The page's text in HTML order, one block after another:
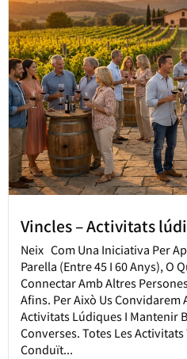
Vincles – Activitats
Neix Com Una Iniciativa Per
Parella (entre 45 I 60 Anys), O
Connectar Amb Altres
Afins. Per Això Us
Activitats Lúdiques I Mantenir
Converses. Totes Les
Conduït...